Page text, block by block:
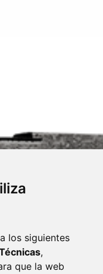
los siguientes
,
que la web